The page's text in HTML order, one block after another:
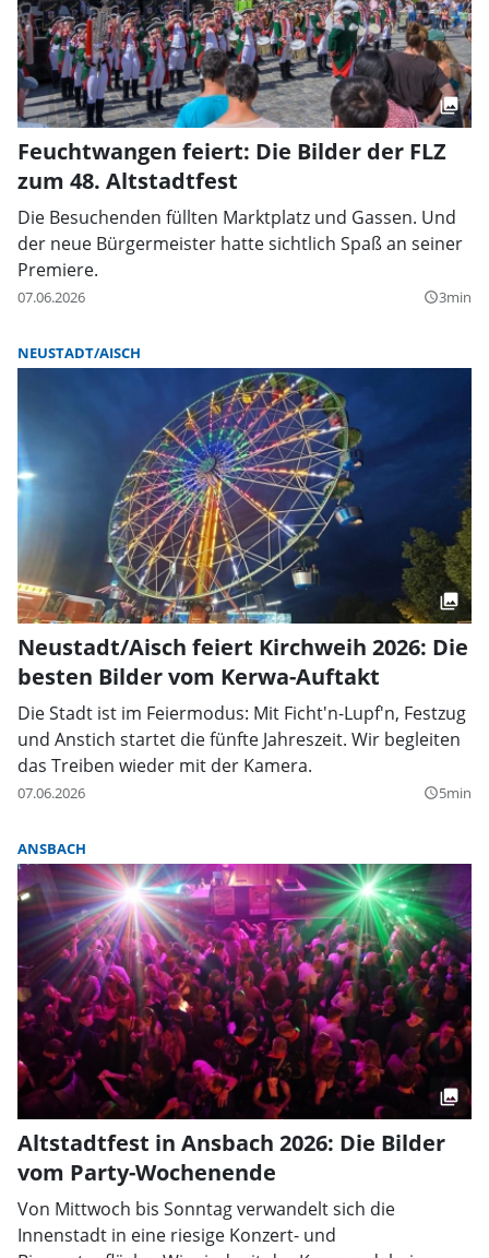
Feuchtwangen feiert: Die Bilder der FLZ
zum 48. Altstadtfest
Die Besuchenden füllten Marktplatz und Gassen. Und
der neue Bürgermeister hatte sichtlich Spaß an seiner
Premiere.
07.06.2026 query_builder3min
NEUSTADT/AISCH
Neustadt/Aisch feiert Kirchweih 2026: Die
besten Bilder vom Kerwa-Auftakt
Die Stadt ist im Feiermodus: Mit Ficht'n-Lupf'n, Festzug
und Anstich startet die fünfte Jahreszeit. Wir begleiten
das Treiben wieder mit der Kamera.
07.06.2026 query_builder5min
ANSBACH
Altstadtfest in Ansbach 2026: Die Bilder
vom Party-Wochenende
Von Mittwoch bis Sonntag verwandelt sich die
Innenstadt in eine riesige Konzert- und